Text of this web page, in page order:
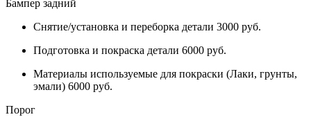
Бампер задний
Снятие/установка и переборка детали 3000 руб.
Подготовка и покраска детали 6000 руб.
Материалы используемые для покраски (Лаки, грунты,
эмали) 6000 руб.
Порог